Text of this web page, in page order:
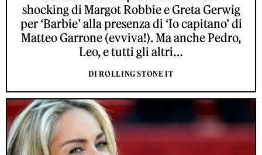
shocking di Margot Robbie e Greta Gerwig
per ‘Barbie’ alla presenza di ‘Io capitano’ di
Matteo Garrone (evviva!). Ma anche Pedro,
Leo, e tutti gli altri…
DI ROLLING STONE IT